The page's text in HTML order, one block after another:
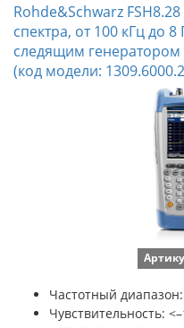
Rohde&Schwarz
спектра, от 100 кГц до
следящим
(код модели:
Частотный диапазон:
Чувствительность: